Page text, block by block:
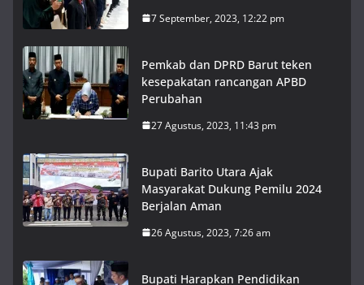
7 September, 2023, 12:22 pm
Pemkab dan DPRD Barut teken
kesepakatan rancangan APBD
Perubahan
27 Agustus, 2023, 11:43 pm
Bupati Barito Utara Ajak
Masyarakat Dukung Pemilu 2024
Berjalan Aman
26 Agustus, 2023, 7:26 am
Bupati Harapkan Pendidikan